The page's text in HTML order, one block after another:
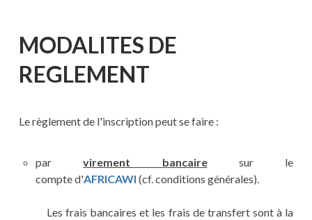
MODALITES DE
REGLEMENT
Le règlement de l'inscription peut se faire :
parvirement bancairesur le
compte d'AFRICAWI (cf. conditions générales).
Les frais bancaires et les frais de transfert sont à la